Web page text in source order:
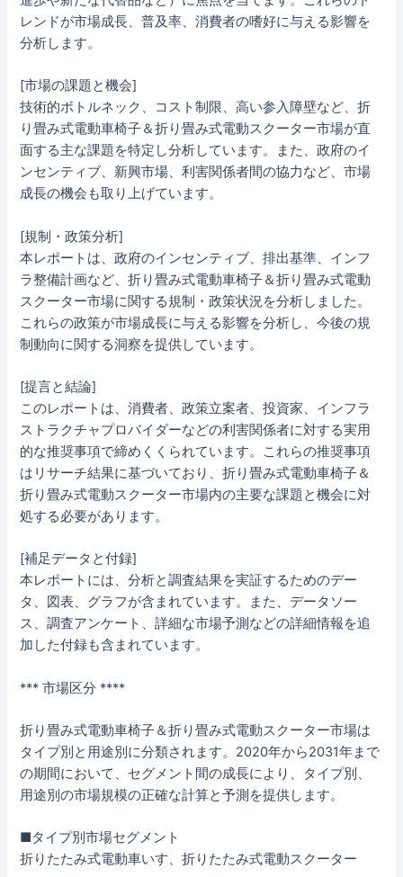
レンドが市場成長、普及率、消費者の嗜好に与える影響を
分析します。
[市場の課題と機会]
技術的ボトルネック、コスト制限、高い参入障壁など、折
り畳み式電動車椅子＆折り畳み式電動スクーター市場が直
面する主な課題を特定し分析しています。また、政府のイ
ンセンティブ、新興市場、利害関係者間の協力など、市場
成長の機会も取り上げています。
[規制・政策分析]
本レポートは、政府のインセンティブ、排出基準、インフ
ラ整備計画など、折り畳み式電動車椅子＆折り畳み式電動
スクーター市場に関する規制・政策状況を分析しました。
これらの政策が市場成長に与える影響を分析し、今後の規
制動向に関する洞察を提供しています。
[提言と結論]
このレポートは、消費者、政策立案者、投資家、インフラ
ストラクチャプロバイダーなどの利害関係者に対する実用
的な推奨事項で締めくくられています。これらの推奨事項
はリサーチ結果に基づいており、折り畳み式電動車椅子＆
折り畳み式電動スクーター市場内の主要な課題と機会に対
処する必要があります。
[補足データと付録]
本レポートには、分析と調査結果を実証するためのデー
タ、図表、グラフが含まれています。また、データソー
ス、調査アンケート、詳細な市場予測などの詳細情報を追
加した付録も含まれています。
*** 市場区分 ****
折り畳み式電動車椅子＆折り畳み式電動スクーター市場は
タイプ別と用途別に分類されます。2020年から2031年まで
の期間において、セグメント間の成長により、タイプ別、
用途別の市場規模の正確な計算と予測を提供します。
■タイプ別市場セグメント
折りたたみ式電動車いす、折りたたみ式電動スクーター